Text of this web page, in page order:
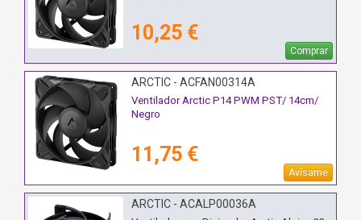
10,25 €
Comprar
ARCTIC - ACFAN00314A
Ventilador Arctic P14 PWM PST/ 14cm/
Negro
11,75 €
Avísame
ARCTIC - ACALP00036A